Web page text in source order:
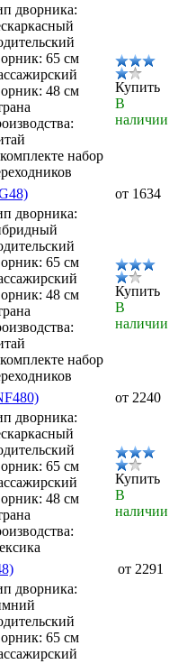
дворника:
65 см
48 см
набор
Купить
В
наличии
от 1634
дворника:
65 см
48 см
набор
Купить
В
наличии
от 2240
дворника:
65 см
48 см
Купить
В
наличии
от 2291
дворника:
65 см